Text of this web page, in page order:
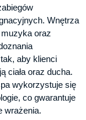
Wnętrza
oraz
aby klienci
ciała oraz ducha.
wykorzystuje się
co gwarantuje
wrażenia.